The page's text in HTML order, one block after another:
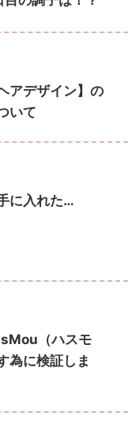
アデザイン】の
いて
に入れた…
（ハスモ
為に検証しま